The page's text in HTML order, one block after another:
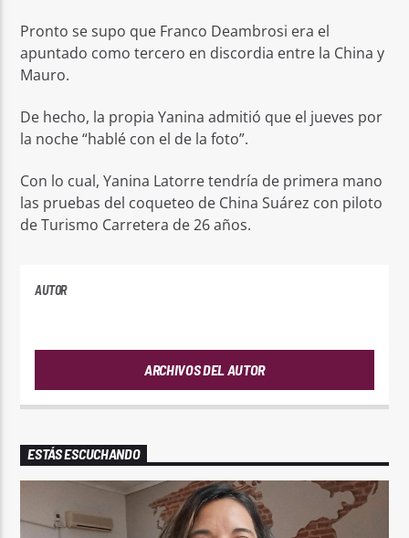
Pronto se supo que Franco Deambrosi era el
apuntado como tercero en discordia entre la China y
Mauro.
De hecho, la propia Yanina admitió que el jueves por
la noche “hablé con el de la foto”.
Con lo cual, Yanina Latorre tendría de primera mano
las pruebas del coqueteo de China Suárez con piloto
de Turismo Carretera de 26 años.
AUTOR
ARCHIVOS DEL AUTOR
ESTÁS ESCUCHANDO